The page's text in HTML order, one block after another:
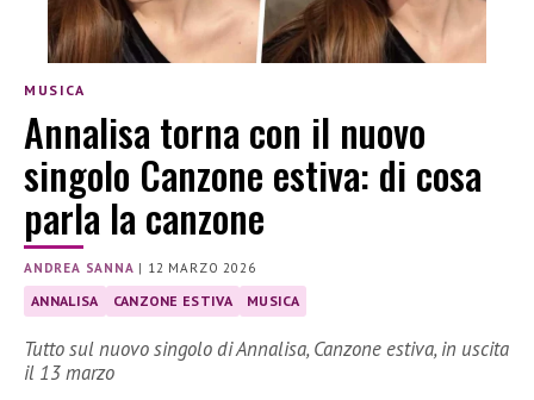
MUSICA
Annalisa torna con il nuovo
singolo Canzone estiva: di cosa
parla la canzone
ANDREA SANNA | 12 MARZO 2026
ANNALISA CANZONE ESTIVA MUSICA
Tutto sul nuovo singolo di Annalisa, Canzone estiva, in uscita
il 13 marzo